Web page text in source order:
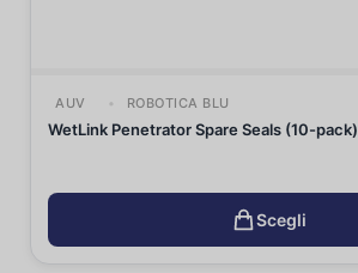
AUV ROBOTICA BLU
WetLink Penetrator Spare Seals (10-pack)
Scegli